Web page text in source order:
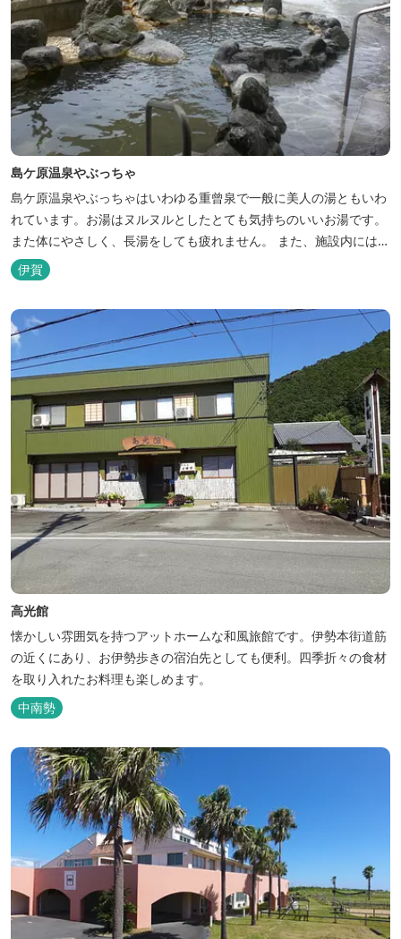
島ケ原温泉やぶっちゃ
島ケ原温泉やぶっちゃはいわゆる重曾泉で一般に美人の湯ともいわ
れています。お湯はヌルヌルとしたとても気持ちのいいお湯です。
また体にやさしく、長湯をしても疲れません。 また、施設内にはオ
ートキャンプ場、デイキャンプ場、テニスコート、水遊び場（夏季
限定）、こんにゃくやパン作りの体験できる工房などがあります。
木津川（鯛ケ瀬）のほとりにある美しい自然を生かしたオートキャ
ンプやディキャンプ...
伊賀
高光館
懐かしい雰囲気を持つアットホームな和風旅館です。伊勢本街道筋
の近くにあり、お伊勢歩きの宿泊先としても便利。四季折々の食材
を取り入れたお料理も楽しめます。
中南勢